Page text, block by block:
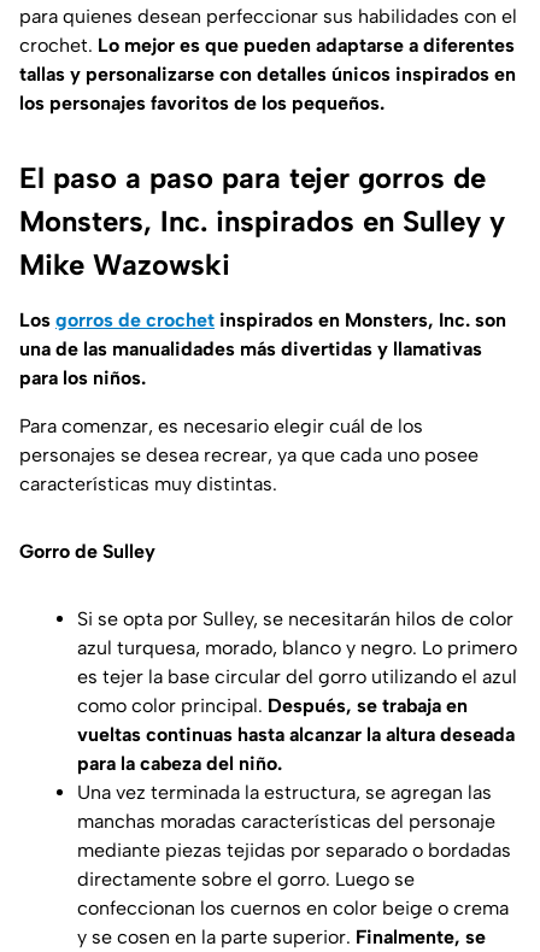
para quienes desean perfeccionar sus habilidades con el
crochet. Lo mejor es que pueden adaptarse a diferentes
tallas y personalizarse con detalles únicos inspirados en
los personajes favoritos de los pequeños.
El paso a paso para tejer gorros de
Monsters, Inc. inspirados en Sulley y
Mike Wazowski
Los gorros de crochet inspirados en Monsters, Inc. son
una de las manualidades más divertidas y llamativas
para los niños.
Para comenzar, es necesario elegir cuál de los
personajes se desea recrear, ya que cada uno posee
características muy distintas.
Gorro de Sulley
Si se opta por Sulley, se necesitarán hilos de color
azul turquesa, morado, blanco y negro. Lo primero
es tejer la base circular del gorro utilizando el azul
como color principal. Después, se trabaja en
vueltas continuas hasta alcanzar la altura deseada
para la cabeza del niño.
Una vez terminada la estructura, se agregan las
manchas moradas características del personaje
mediante piezas tejidas por separado o bordadas
directamente sobre el gorro. Luego se
confeccionan los cuernos en color beige o crema
y se cosen en la parte superior. Finalmente, se